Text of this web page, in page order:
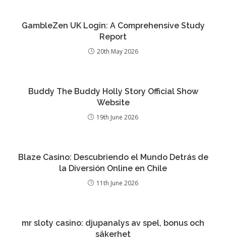
GambleZen UK Login: A Comprehensive Study
Report
20th May 2026
Buddy The Buddy Holly Story Official Show
Website
19th June 2026
Blaze Casino: Descubriendo el Mundo Detrás de
la Diversión Online en Chile
11th June 2026
mr sloty casino: djupanalys av spel, bonus och
säkerhet